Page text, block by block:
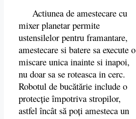
Actiunea de amestecare cu
mixer planetar permite
ustensilelor pentru framantare,
amestecare si batere sa execute o
miscare unica inainte si inapoi,
nu doar sa se roteasca in cerc.
Robotul de bucătărie include o
protecție împotriva stropilor,
astfel încât să poți amesteca un